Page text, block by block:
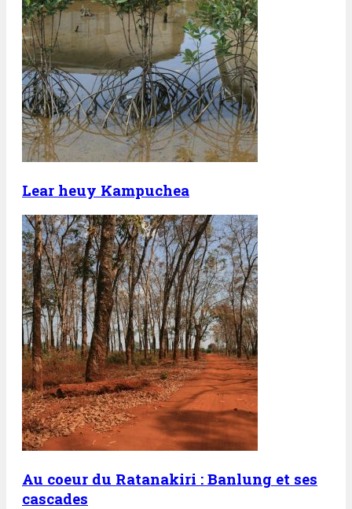
Lear heuy Kampuchea
Au coeur du Ratanakiri : Banlung et ses
cascades